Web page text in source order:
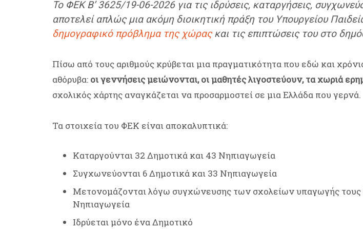
Το ΦΕΚ Β’ 3625/19-06-2026 για τις ιδρύσεις, καταργήσεις,
αποτελεί απλώς μια ακόμη διοικητική πράξη του Υπουργείου
δημογραφικό πρόβλημα της χώραςκαι τις επιπτώσεις του στο
Πίσω από τους αριθμούς κρύβεται μια πραγματικότητα που εδώ και
αθόρυβα: οι γεννήσεις μειώνονται, οι μαθητές λιγοστεύουν, τα χωριά
σχολικός χάρτης αναγκάζεται να προσαρμοστεί σε μια Ελλάδα που γερνά.
Τα στοιχεία του ΦΕΚ είναι αποκαλυπτικά:
Καταργούνται 32 Δημοτικά και 43 Νηπιαγωγεία
Συγχωνεύονται 6 Δημοτικά και 33 Νηπιαγωγεία
Μετονομάζονται λόγω συγχώνευσης των σχολείων υπαγωγής τους
Νηπιαγωγεία
Ιδρύεται μόνο ένα Δημοτικό